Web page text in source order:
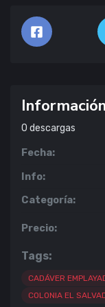
0 descargas
Fecha:
Info:
Categoría:
Precio:
Tags:
CADÁVER
COLONIA EL